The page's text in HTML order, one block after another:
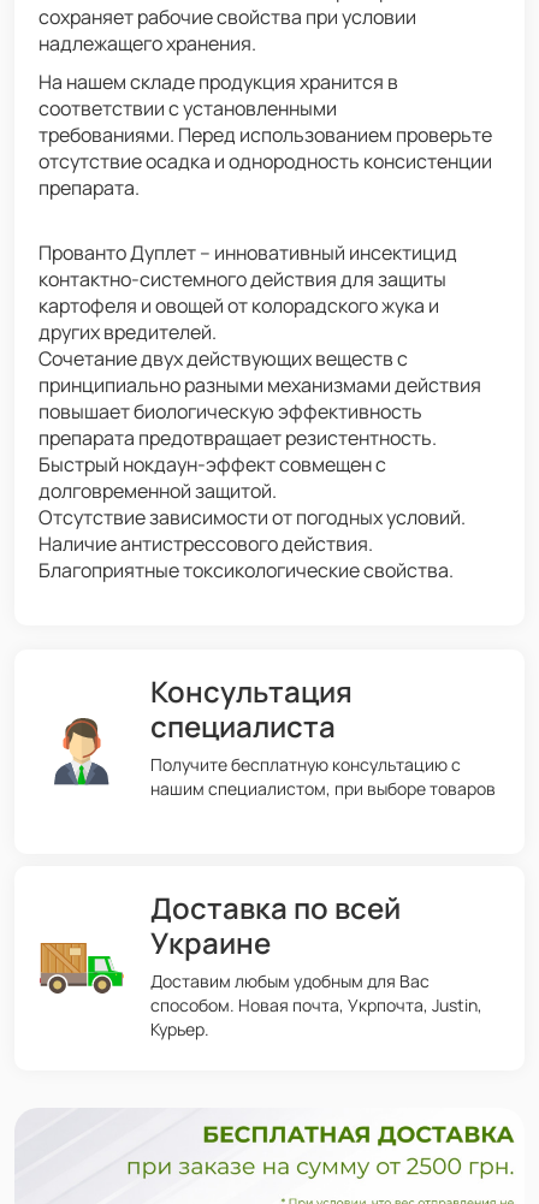
сохраняет рабочие свойства при условии
надлежащего хранения.
На нашем складе продукция хранится в
соответствии с установленными
требованиями. Перед использованием проверьте
отсутствие осадка и однородность консистенции
препарата.
Прованто Дуплет – инновативный инсектицид
контактно-системного действия для защиты
картофеля и овощей от колорадского жука и
других вредителей.
Сочетание двух действующих веществ с
принципиально разными механизмами действия
повышает биологическую эффективность
препарата предотвращает резистентность.
Быстрый нокдаун-эффект совмещен с
долговременной защитой.
Отсутствие зависимости от погодных условий.
Наличие антистрессового действия.
Благоприятные токсикологические свойства.
Консультация
специалиста
Получите бесплатную консультацию с
нашим специалистом, при выборе товаров
Доставка по всей
Украине
Доставим любым удобным для Вас
способом. Новая почта, Укрпочта, Justin,
Курьер.